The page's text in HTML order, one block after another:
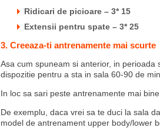
Ridicari de picioare – 3* 15
Extensii pentru spate – 3* 25
3. Creeaza-ti antrenamente mai scurte
Asa cum spuneam si anterior, in
dispozitie pentru a sta in sala 60-90 de
In loc sa sari peste antrenamente mai
De exemplu, daca vrei sa te duci la sala
model de antrenament upper body/lower